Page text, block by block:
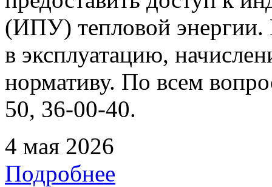
(ИПУ) тепловой энергии.
в эксплуатацию,
нормативу. По всем
50, 36-00-40.
4 мая 2026
Подробнее